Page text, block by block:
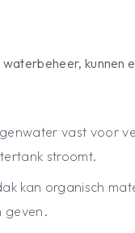
kunnen
vast voor
stroomt.
kan organisch
geven.